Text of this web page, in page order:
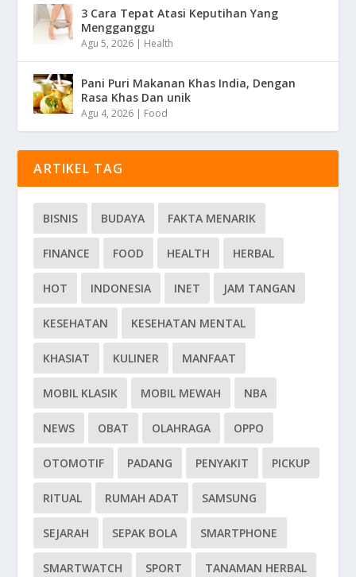
3 Cara Tepat Atasi Keputihan Yang
Mengganggu
Agu 5, 2026 | Health
Pani Puri Makanan Khas India, Dengan
Rasa Khas Dan unik
Agu 4, 2026 | Food
ARTIKEL TAG
BISNIS BUDAYA FAKTA MENARIK
FINANCE FOOD HEALTH HERBAL
HOT INDONESIA INET JAM TANGAN
KESEHATAN KESEHATAN MENTAL
KHASIAT KULINER MANFAAT
MOBIL KLASIK MOBIL MEWAH NBA
NEWS OBAT OLAHRAGA OPPO
OTOMOTIF PADANG PENYAKIT PICKUP
RITUAL RUMAH ADAT SAMSUNG
SEJARAH SEPAK BOLA SMARTPHONE
SMARTWATCH SPORT TANAMAN HERBAL